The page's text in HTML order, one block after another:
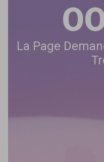
La Page